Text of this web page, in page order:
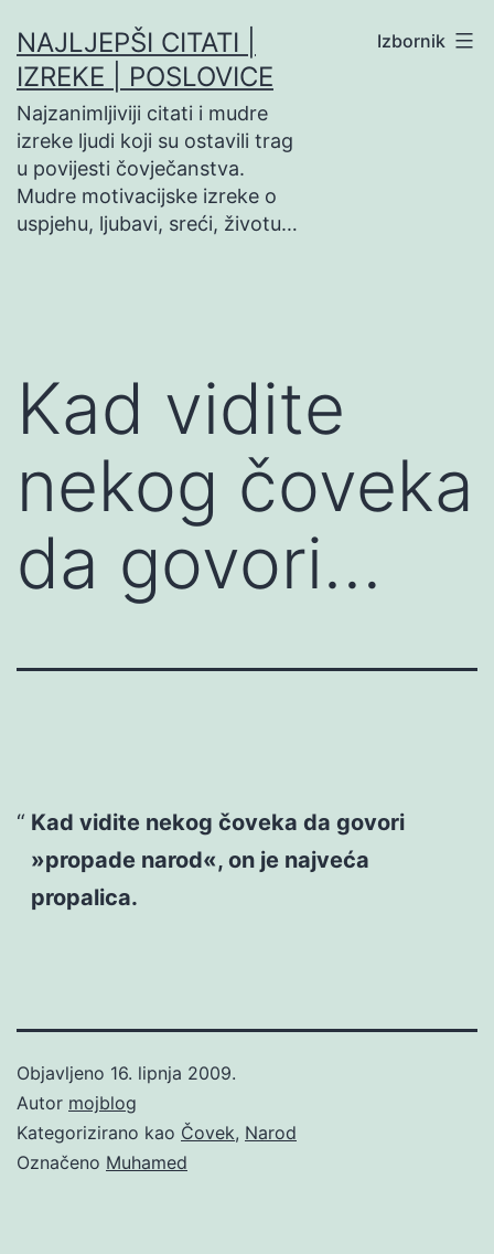
na
sadržaj
NAJLJEPŠI CITATI |
IZREKE | POSLOVICE
Najzanimljiviji citati i mudre
izreke ljudi koji su ostavili trag
u povijesti čovječanstva.
Mudre motivacijske izreke o
uspjehu, ljubavi, sreći, životu…
Izbornik
Kad vidite
nekog čoveka
da govori…
Kad vidite nekog čoveka da govori
»propade narod«, on je najveća
propalica.
Objavljeno 16. lipnja 2009.
Autor mojblog
Kategorizirano kao Čovek, Narod
Označeno Muhamed